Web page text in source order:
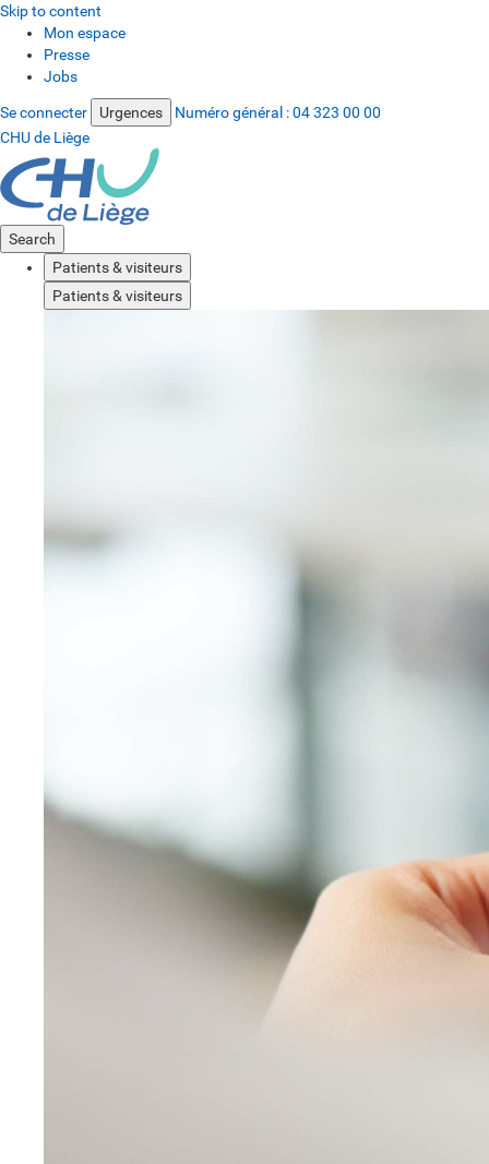
Skip to content
Mon espace
Presse
Jobs
Se connecter Urgences Numéro général :04 323 00 00
CHU de Liège
Search
Patients & visiteurs
Patients & visiteurs